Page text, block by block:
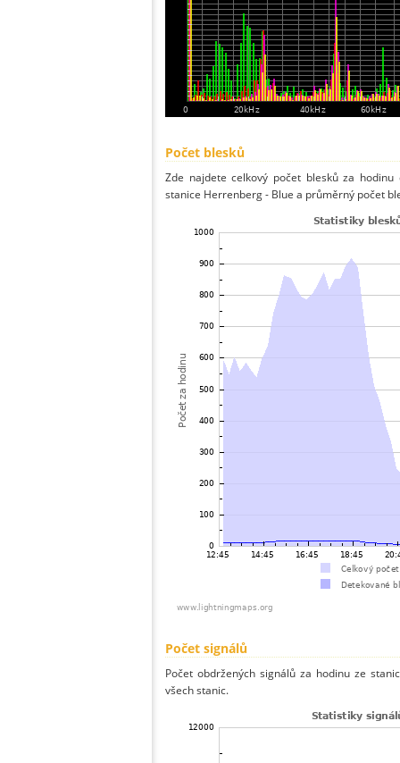
Počet blesků
Zde najdete celkový počet blesků za
stanice Herrenberg - Blue a průměrný počet
Počet signálů
Počet obdržených signálů za hodinu ze
všech stanic.